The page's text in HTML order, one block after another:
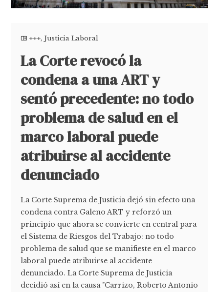
+++, Justicia Laboral
La Corte revocó la
condena a una ART y
sentó precedente: no todo
problema de salud en el
marco laboral puede
atribuirse al accidente
denunciado
La Corte Suprema de Justicia dejó sin efecto una
condena contra Galeno ART y reforzó un
principio que ahora se convierte en central para
el Sistema de Riesgos del Trabajo: no todo
problema de salud que se manifieste en el marco
laboral puede atribuirse al accidente
denunciado. La Corte Suprema de Justicia
decidió así en la causa "Carrizo, Roberto Antonio